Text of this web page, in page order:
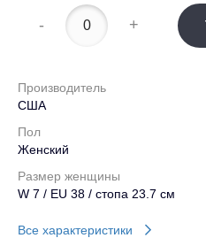
- +
Производитель
США
Пол
Женский
Размер женщины
W 7 / EU 38 / стопа 23.7 см
Все характеристики